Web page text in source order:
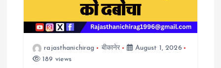
rajasthanichirag बीकानेर
August 1, 2026
189 views